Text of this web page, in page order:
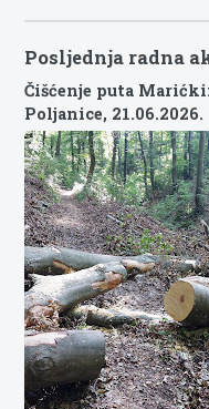
Posljednja radna
Čišćenje puta
Poljanice, 21.06.2026.